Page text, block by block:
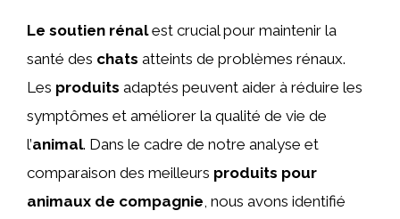
Le soutien rénalest crucial pour maintenir la
santé des chats atteints de problèmes rénaux.
Les produits adaptés peuvent aider à réduire les
symptômes et améliorer la qualité de vie de
l’animal. Dans le cadre de notre analyse et
comparaison des meilleurs produits pour
animaux de compagnie , nous avons identifié